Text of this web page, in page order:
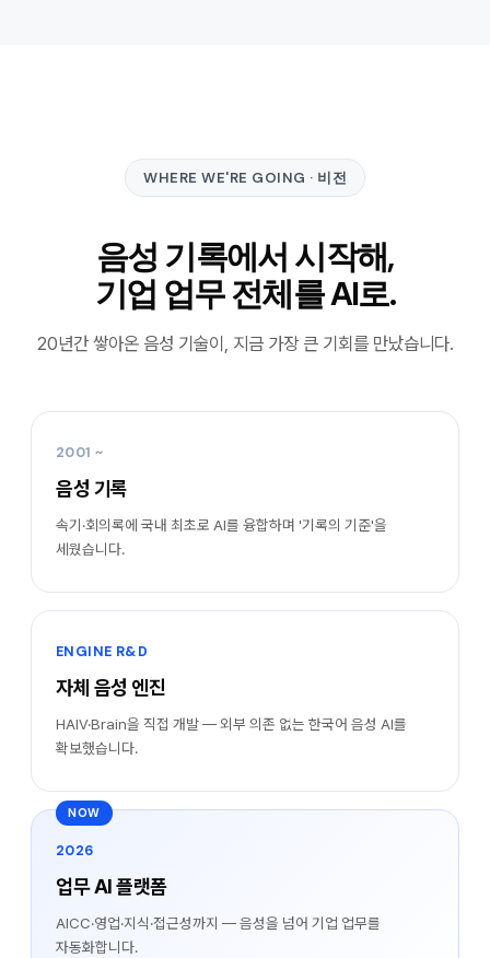
WHERE WE'RE GOING · 비전
음성 기록에서 시작해,
기업 업무 전체를 AI로.
20년간 쌓아온 음성 기술이, 지금 가장 큰 기회를 만났습니다.
2001 ~
음성 기록
속기·회의록에 국내 최초로 AI를 융합하며 '기록의 기준'을
세웠습니다.
ENGINE R&D
자체 음성 엔진
HAIV·Brain을 직접 개발 — 외부 의존 없는 한국어 음성 AI를
확보했습니다.
NOW
2026
업무 AI 플랫폼
AICC·영업·지식·접근성까지 — 음성을 넘어 기업 업무를
자동화합니다.